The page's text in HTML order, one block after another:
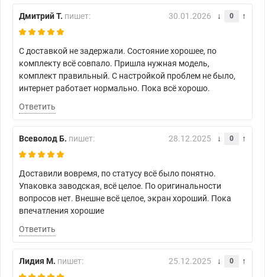
Дмитрий Т. пишет: 30.01.2026 0
С доставкой не задержали. Состояние хорошее, по
комплекту всё совпало. Пришла нужная модель,
комплект правильный. С настройкой проблем не было,
интернет работает нормально. Пока всё хорошо.
Ответить
Всеволод Б. пишет: 28.12.2025 0
Доставили вовремя, по статусу всё было понятно.
Упаковка заводская, всё целое. По оригинальности
вопросов нет. Внешне всё целое, экран хороший. Пока
впечатления хорошие
Ответить
Лидия М. пишет: 25.12.2025 0